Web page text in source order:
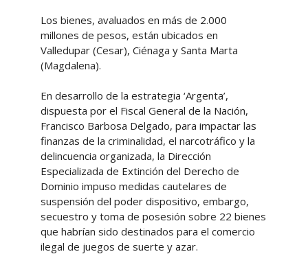
Los bienes, avaluados en más de 2.000
millones de pesos, están ubicados en
Valledupar (Cesar), Ciénaga y Santa Marta
(Magdalena).
En desarrollo de la estrategia ‘Argenta’,
dispuesta por el Fiscal General de la Nación,
Francisco Barbosa Delgado, para impactar las
finanzas de la criminalidad, el narcotráfico y la
delincuencia organizada, la Dirección
Especializada de Extinción del Derecho de
Dominio impuso medidas cautelares de
suspensión del poder dispositivo, embargo,
secuestro y toma de posesión sobre 22 bienes
que habrían sido destinados para el comercio
ilegal de juegos de suerte y azar.